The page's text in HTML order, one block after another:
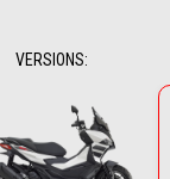
VERSIONS: